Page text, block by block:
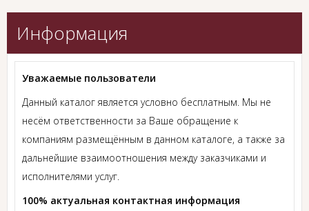
Информация
Уважаемые пользователи
Данный каталог является условно бесплатным. Мы не
несём ответственности за Ваше обращение к
компаниям размещённым в данном каталоге, а также за
дальнейшие взаимоотношения между заказчиками и
исполнителями услуг.
100% актуальная контактная информация